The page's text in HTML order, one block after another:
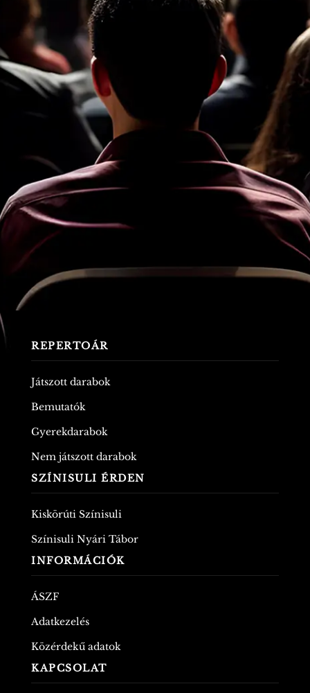
REPERTOÁR
Játszott darabok
Bemutatók
Gyerekdarabok
Nem játszott darabok
SZÍNISULI ÉRDEN
Kiskörúti Színisuli
Színisuli Nyári Tábor
INFORMÁCIÓK
ÁSZF
Adatkezelés
Közérdekű adatok
KAPCSOLAT